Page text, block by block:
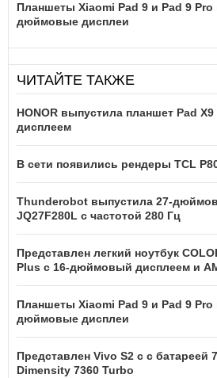
Планшеты Xiaomi Pad 9 и Pad 9 Pro
дюймовые дисплеи
ЧИТАЙТЕ ТАКЖЕ
HONOR выпустила планшет Pad
дисплеем
В сети появились рендеры TCL
Thunderobot выпустила 27-
JQ27F280L с частотой 280 Гц
Представлен легкий ноутбук
Plus с 16-дюймовый дисплеем и
Планшеты Xiaomi Pad 9 и Pad 9 Pro
дюймовые дисплеи
Представлен Vivo S2 с с батареей
Dimensity 7360 Turbo